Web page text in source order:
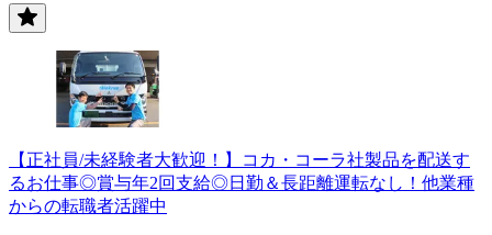
【正社員/未経験者大歓迎！】コカ・コーラ社製品を配送す
るお仕事◎賞与年2回支給◎日勤＆長距離運転なし！他業種
からの転職者活躍中